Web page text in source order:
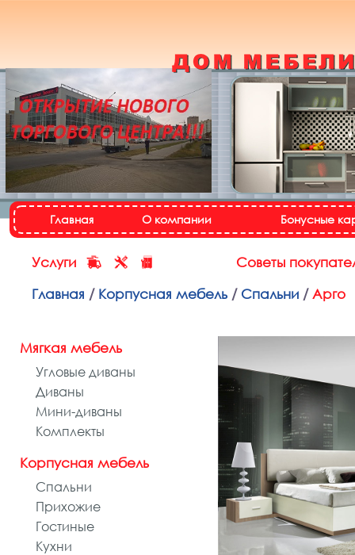
Кухонный гарнитур
«Настя»
Назад
Главная О компании Бонусные
Услуги
Советы
Главная / Корпусная мебель / Спальни /Арго
Мягкая мебель
Угловые диваны
Диваны
Мини-диваны
Комплекты
Корпусная мебель
Спальни
Прихожие
Гостиные
Кухни